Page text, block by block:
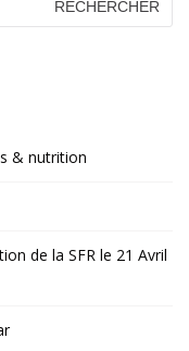
& nutrition
de la SFR le 21 Avril